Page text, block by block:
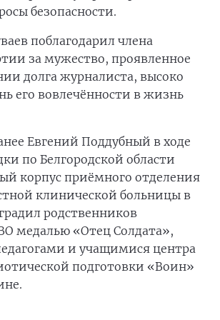
безопасности.
поблагодарил члена
за мужество, проявленное
долга журналиста, высоко
его вовлечённости в жизнь
Евгений Поддубный в ходе
по Белгородской области
корпус приёмного отделения
клинической больницы в
родственников
медалью «Отец Солдата»,
и учащимися центра
подготовки «Воин»